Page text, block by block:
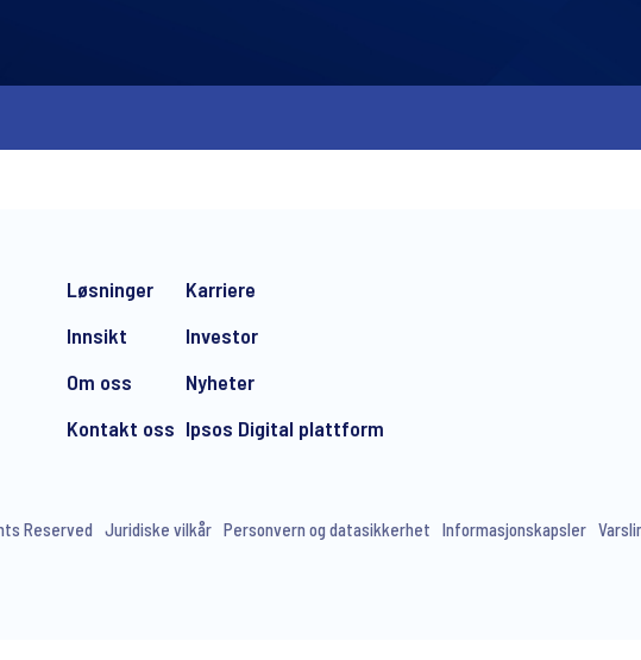
Løsninger
Innsikt
Om oss
Kontakt oss
Karriere
Investor
Nyheter
Ipsos Digital plattform
Reserved Juridiske vilkår Personvern og datasikkerhet Informasjonskapsler